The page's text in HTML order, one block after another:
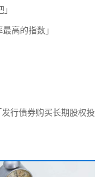
高的指数」
行债券购买长期股权投